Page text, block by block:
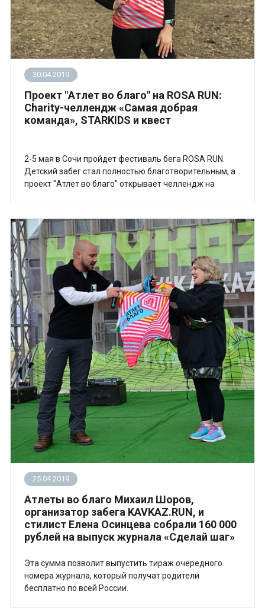
30.04.2019
Проект "Атлет во благо" на ROSA RUN:
Charity-челлендж «Самая добрая
команда», STARKIDS и квест
2-5 мая в Сочи пройдет фестиваль бега ROSA RUN.
Детский забег стал полностью благотворительным, а
проект "Атлет во благо" открывает челлендж на
25.04.2019
Атлеты во благо Михаил Шоров,
организатор забега KAVKAZ.RUN, и
стилист Елена Осинцева собрали 160 000
рублей на выпуск журнала «Сделай шаг»
Эта сумма позволит выпустить тираж очередного
номера журнала, который получат родители
бесплатно по всей России.